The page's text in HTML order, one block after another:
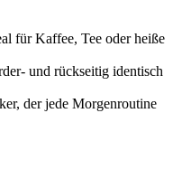
für Kaffee, Tee oder heiße
und rückseitig identisch
der jede Morgenroutine